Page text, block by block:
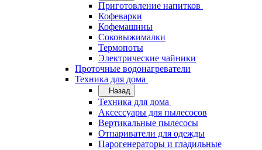
Приготовление напитков
Кофеварки
Кофемашины
Соковыжималки
Термопоты
Электрические чайники
Проточные водонагреватели
Техника для дома
Назад
Техника для дома
Аксессуары для пылесосов
Вертикальные пылесосы
Отпариватели для одежды
Парогенераторы и гладильные